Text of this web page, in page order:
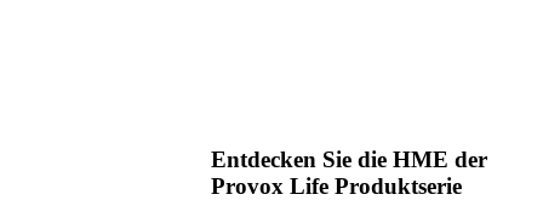
Entdecken Sie die HME der
Provox Life Produktserie